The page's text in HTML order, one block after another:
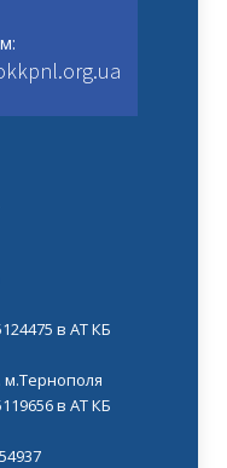
в АТ КБ
м.Тернополя
в АТ КБ